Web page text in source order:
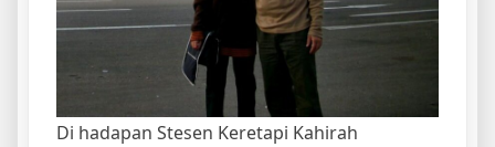
Di hadapan Stesen Keretapi Kahirah